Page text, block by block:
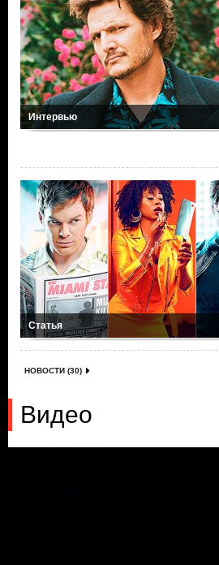
Интервью
Статья
НОВОСТИ (30)
Видео